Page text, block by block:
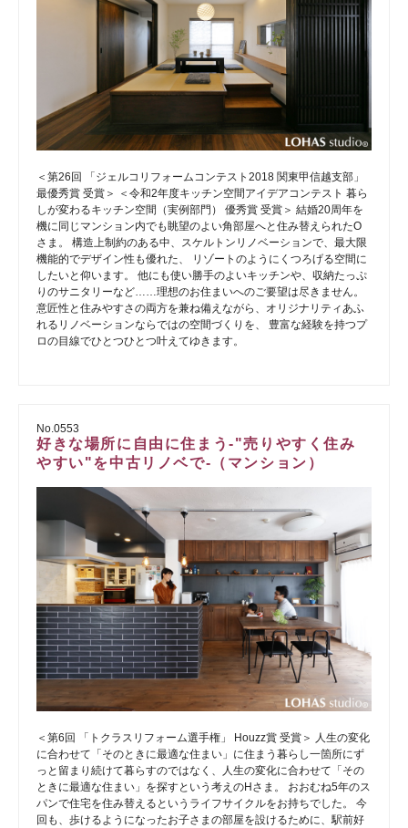
＜第26回 「ジェルコリフォームコンテスト2018 関東甲信越支部」
最優秀賞 受賞＞ ＜令和2年度キッチン空間アイデアコンテスト 暮ら
しが変わるキッチン空間（実例部門） 優秀賞 受賞＞ 結婚20周年を
機に同じマンション内でも眺望のよい角部屋へと住み替えられたO
さま。 構造上制約のある中、スケルトンリノベーションで、最大限
機能的でデザイン性も優れた、 リゾートのようにくつろげる空間に
したいと仰います。 他にも使い勝手のよいキッチンや、収納たっぷ
りのサニタリーなど……理想のお住まいへのご要望は尽きません。
意匠性と住みやすさの両方を兼ね備えながら、オリジナリティあふ
れるリノベーションならではの空間づくりを、 豊富な経験を持つプ
ロの目線でひとつひとつ叶えてゆきます。
No.0553
好きな場所に自由に住まう-"売りやすく住み
やすい"を中古リノベで-（マンション）
＜第6回 「トクラスリフォーム選手権」 Houzz賞 受賞＞ 人生の変化
に合わせて「そのときに最適な住まい」に住まう暮らし一箇所にず
っと留まり続けて暮らすのではなく、人生の変化に合わせて「その
ときに最適な住まい」を探すという考えのHさま。 おおむね5年のス
パンで住宅を住み替えるというライフサイクルをお持ちでした。 今
回も、歩けるようになったお子さまの部屋を設けるために、駅前好